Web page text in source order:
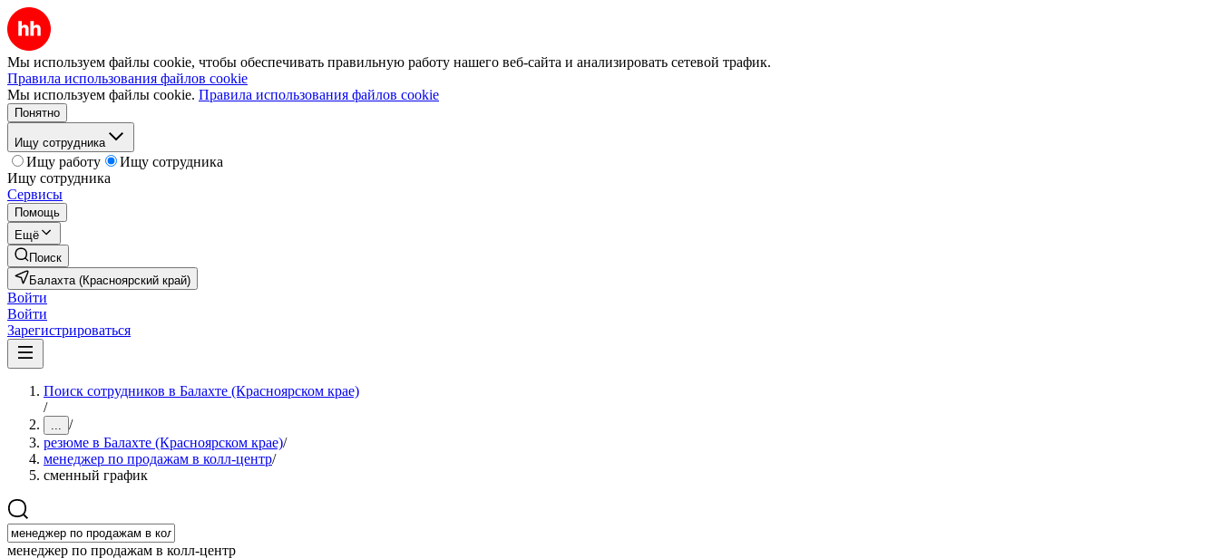
Мы используем файлы cookie, чтобы обеспечивать правильную работу нашего веб-сайта и анализировать сетевой трафик.
Правила использования файлов cookie
Мы используем файлы cookie. Правила использования файлов cookie
Понятно
Ищу сотрудника
Ищу работу
Ищу сотрудника
Ищу сотрудника
Сервисы
Помощь
Ещё
Поиск
Балахта (Красноярский край)
Войти
Войти
Зарегистрироваться
Поиск сотрудников в Балахте (Красноярском крае)
/
... /
резюме в Балахте (Красноярском крае)/
менеджер по продажам в колл-центр/
сменный график
менеджер по продажам в колл-центр